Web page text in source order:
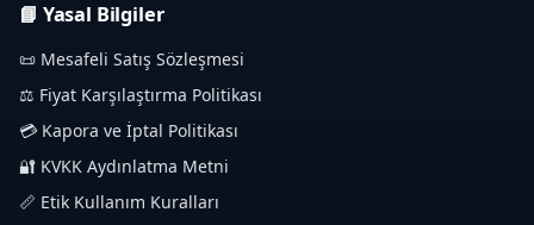
📘 Yasal Bilgiler
📜 Mesafeli Satış Sözleşmesi
⚖️ Fiyat Karşılaştırma Politikası
💳 Kapora ve İptal Politikası
🔐 KVKK Aydınlatma Metni
📏 Etik Kullanım Kuralları